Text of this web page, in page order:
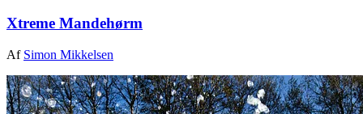
Xtreme Mandehørm
Af Simon Mikkelsen